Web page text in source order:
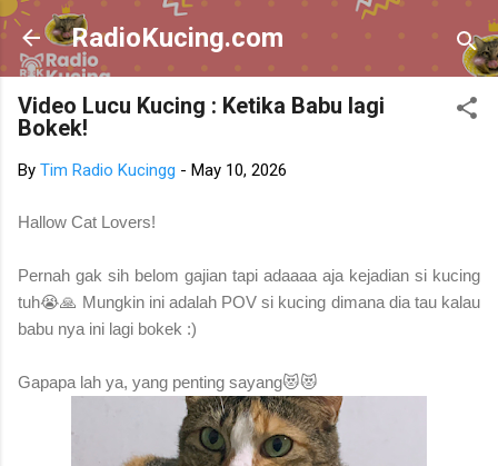
Skip to main content
RadioKucing.com
Video Lucu Kucing : Ketika Babu lagi
Bokek!
By Tim Radio Kucingg - May 10, 2026
Hallow Cat Lovers!
Pernah gak sih belom gajian tapi adaaaa aja kejadian si kucing
tuh😭🙏 Mungkin ini adalah POV si kucing dimana dia tau kalau
babu nya ini lagi bokek :)
Gapapa lah ya, yang penting sayang😻😻